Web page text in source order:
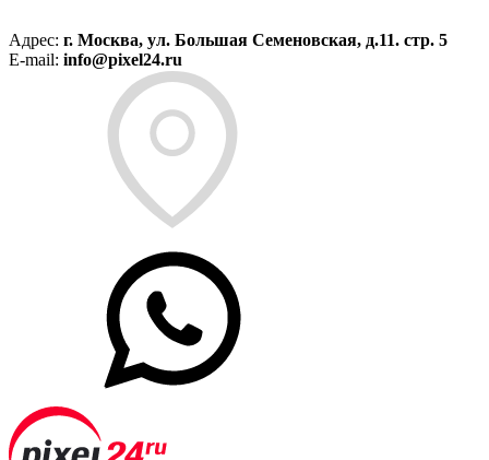
Адрес: г. Москва, ул. Большая Семеновская, д.11. стр. 5
E-mail: info@pixel24.ru